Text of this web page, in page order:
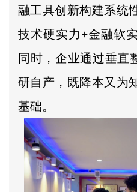
融工具创新构建系统
技术硬实力+金融软
同时，企业通过垂直
研自产，既降本又为
基础。